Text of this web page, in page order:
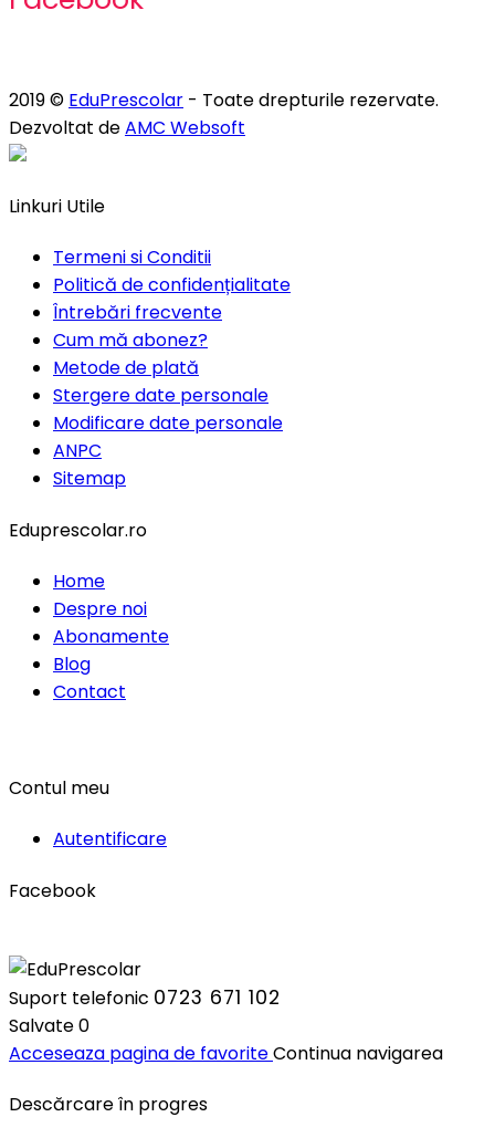
2019 © EduPrescolar - Toate drepturile rezervate.
Dezvoltat deAMC Websoft
Linkuri Utile
Termeni si Conditii
Politică de confidențialitate
Întrebări frecvente
Cum mă abonez?
Metode de plată
Stergere date personale
Modificare date personale
ANPC
Sitemap
Eduprescolar.ro
Home
Despre noi
Abonamente
Blog
Contact
Contul meu
Autentificare
Facebook
Suport telefonic 0723 671 102
Salvate0
Acceseaza pagina de favoriteContinua navigarea
Descărcare în progres